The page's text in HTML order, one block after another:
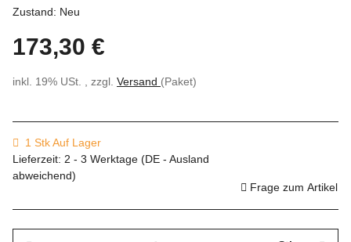
Zustand: Neu
173,30 €
inkl. 19% USt. , zzgl. Versand (Paket)
1 Stk Auf Lager
Lieferzeit: 2 - 3 Werktage (DE - Ausland
abweichend)
Frage zum Artikel